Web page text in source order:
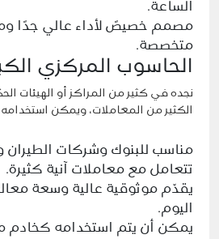
الساعة.
مصمم خصيصً لأداء عالي جدًا
متخصصة.
الحاسوب المركزي
نجده في كثير من المراكز أو الهيئات
الكثير من المعاملات، ويمكن
مناسب للبنوك وشركات الطيران
تتعامل مع معاملات آنية كثيرة.
يقدّم موثوقية عالية وسعة
اليوم.
يمكن أن يتم استخدامه كخادم